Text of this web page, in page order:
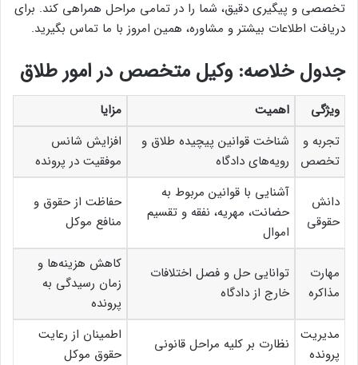
تخصصی و پیگیری دقیق، شما را در تمامی مراحل همراهی کند. برای
دریافت اطلاعات بیشتر و مشاوره، همین امروز با ما تماس بگیرید.
جدول خلاصه: وکیل متخصص در امور طلاق
ویژگی اهمیت
مزایا
تجربه و
تخصص
شناخت قوانین پیچیده طلاق و
رویه‌های دادگاه
افزایش شانس
موفقیت در پرونده
دانش
حقوقی
آشنایی با قوانین مربوط به
حضانت، مهریه، نفقه و تقسیم
اموال
حفاظت از حقوق و
منافع موکل
مهارت
مذاکره
توانایی حل و فصل اختلافات
خارج از دادگاه
کاهش هزینه‌ها و
زمان رسیدگی به
پرونده
مدیریت
پرونده
نظارت بر کلیه مراحل قانونی
اطمینان از رعایت
حقوق موکل